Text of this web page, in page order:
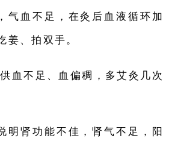
气血不足，在灸后血液循环加
姜、拍双手。
血不足、血偏稠，多艾灸几次
明肾功能不佳，肾气不足，阳